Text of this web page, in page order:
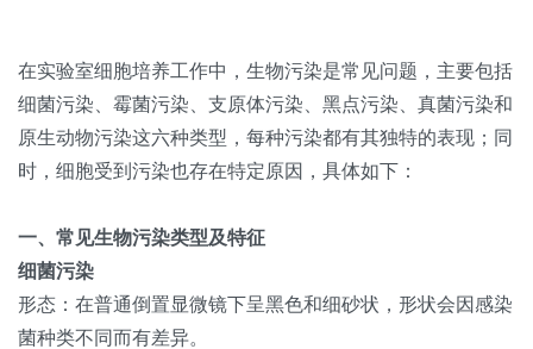
在实验室细胞培养工作中，生物污染是常见问题，主要包括
细菌污染、霉菌污染、支原体污染、黑点污染、真菌污染和
原生动物污染这六种类型，每种污染都有其独特的表现；同
时，细胞受到污染也存在特定原因，具体如下：
一、常见生物污染类型及特征
细菌污染
形态：在普通倒置显微镜下呈黑色和细砂状，形状会因感染
菌种类不同而有差异。